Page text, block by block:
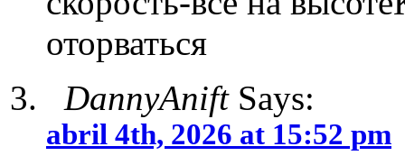
оторваться
DannyAniftSays:
abril 4th, 2026 at 15:52 pm